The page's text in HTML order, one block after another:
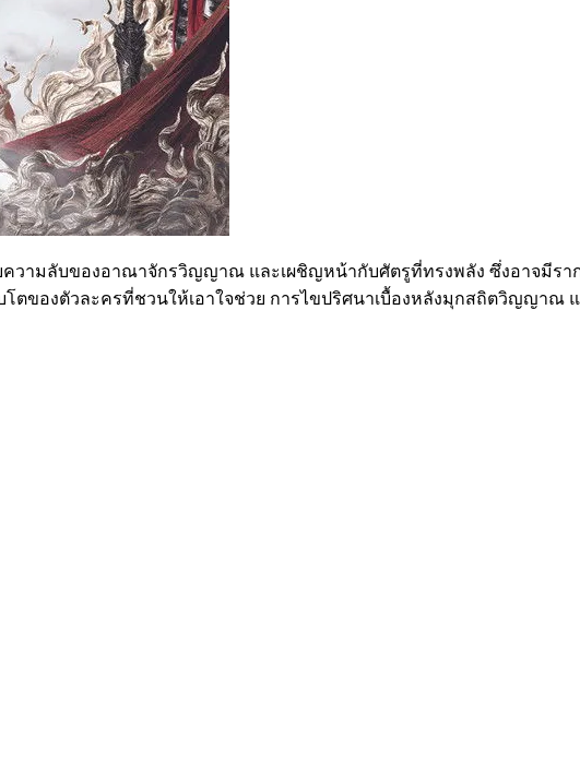
ความลับของอาณาจักรวิญญาณ และเผชิญหน้ากับศัตรูที่ทรงพลัง ซึ่งอาจมีรา
ตของตัวละครที่ชวนให้เอาใจช่วย การไขปริศนาเบื้องหลังมุกสถิตวิญญาณ